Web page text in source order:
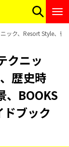
ック、Resort Style、御
クニッ
歴史時
、BOOKS
ブック